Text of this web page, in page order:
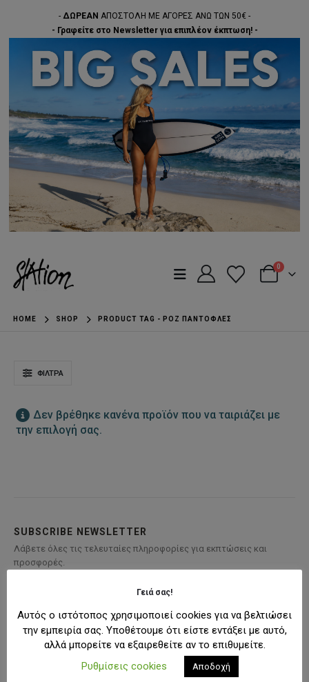
- ΔΩΡΕΑΝ ΑΠΟΣΤΟΛΗ ΜΕ ΑΓΟΡΕΣ ΑΝΩ ΤΩΝ 50€ -
- Γραφείτε στο Newsletter για επιπλέον έκπτωση! -
0
HOME SHOP PRODUCT TAG - ΡΟΖ ΠΑΝΤΌΦΛΕΣ
ΦΊΛΤΡΑ
Δεν βρέθηκε κανένα προϊόν που να ταιριάζει με
την επιλογή σας.
SUBSCRIBE NEWSLETTER
Λάβετε όλες τις τελευταίες πληροφορίες για εκπτώσεις και
προσφορές.
Γειά σας!
Αυτός ο ιστότοπος χρησιμοποιεί cookies για να βελτιώσει
την εμπειρία σας. Υποθέτουμε ότι είστε εντάξει με αυτό,
αλλά μπορείτε να εξαιρεθείτε αν το επιθυμείτε.
Ρυθμίσεις cookies
Αποδοχή